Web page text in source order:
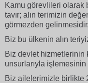
Kamu görevlileri olarak
tavır; alın terimizin
görmezden gelinmesidir.
Biz bu ülkenin alın
Biz devlet hizmetlerinin
unsurlarıyla işlemesinin
Biz ailelerimizle birlikte